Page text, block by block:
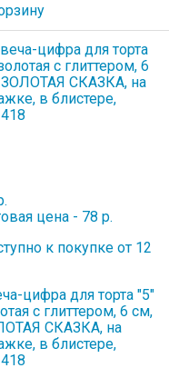
цена - 78 р.
к покупке от 12
цифра для торта "5"
с глиттером, 6 см,
СКАЗКА, на
в блистере,